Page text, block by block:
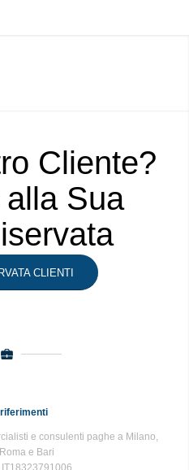
Cliente?
Sua
CLIENTI
riferimenti
e consulenti paghe a Milano,
e Bari
IT18323791006